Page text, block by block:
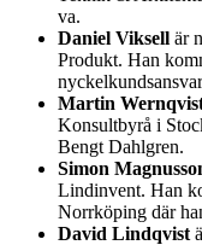
va.
Daniel Viksell är
Produkt. Han
Martin
Konsultbyrå i
Bengt Dahlgren.
Simon
Lindinvent. Han
Norrköping där
David Lindqvist